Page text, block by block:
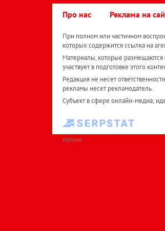
Про нас Реклама на
При полном или частичном
которых содержится ссылка на
Материалы, которые размещаются
участвует в подготовке этого
Редакция не несет
рекламы несет рекламодатель.
Субъект в сфере онлайн-медиа;
РЕКЛАМА